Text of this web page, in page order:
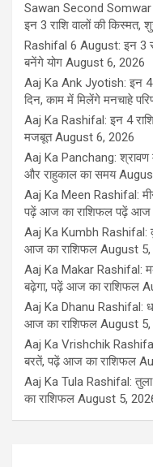
Sawan Second Somwar
इन 3 राशि वालों की किस्मत,
Rashifal 6 August: इन 3
बनेंगे योग August 6, 2026
Aaj Ka Ank Jyotish: इन
दिन, काम में मिलेंगे मनचाहे
Aaj Ka Rashifal: इन 4 राशि
मजबूत August 6, 2026
Aaj Ka Panchang: श्रावण
और राहुकाल का समय
Aaj Ka Meen Rashifal: मीन
पढ़ें आज का राशिफल पढ़ें आज
Aaj Ka Kumbh Rashifal:
आज का राशिफल August 5,
Aaj Ka Makar Rashifal:
बढ़ेगा, पढ़ें आज का राशिफल
Aaj Ka Dhanu Rashifal:
आज का राशिफल August 5,
Aaj Ka Vrishchik
बरतें, पढ़ें आज का राशिफल
Aaj Ka Tula Rashifal: तुला
का राशिफल August 5,